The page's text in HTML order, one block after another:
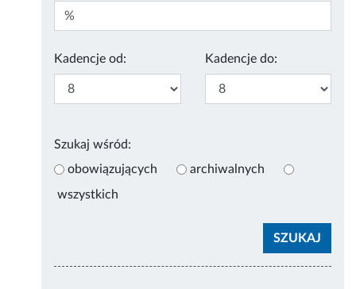
Kadencje od: Kadencje do:
Szukaj wśród:
obowiązujących
archiwalnych
wszystkich